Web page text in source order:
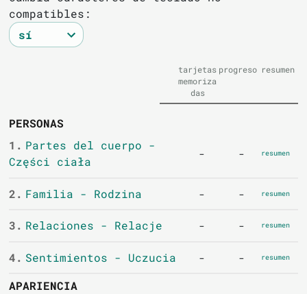
compatibles:
tarjetas
memoriza
das
progreso resumen
PERSONAS
1. Partes del cuerpo -
Części ciała
- - resumen
2. Familia - Rodzina - - resumen
3. Relaciones - Relacje - - resumen
4. Sentimientos - Uczucia - - resumen
APARIENCIA